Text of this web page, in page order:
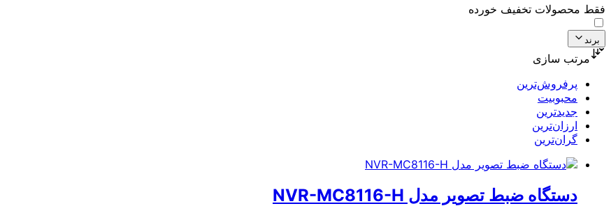
فقط محصولات تخفیف خورده
برند
مرتب سازی
پرفروش‌ترین
محبوبیت
جدیدترین
ارزان‌ترین
گران‌ترین
دستگاه ضبط تصویر مدل NVR-MC8116-H